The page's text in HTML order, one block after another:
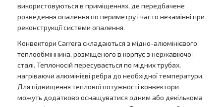
використовуються в приміщеннях, де передбачене
розведення опалення по периметру і часто незамінні при
реконструкції системи опалення.
Конвектори Carrera складаються з мідно-алюмінієвого
теплообмінника, розміщеного в корпус з нержавіючої
сталі. Теплоносій пересувається по мідних трубах,
нагріваючи алюмінієві ребра до необхідної температури.
Для підвищення теплової потужності конвектори
можуть додатково оснащуватися одним або декількома